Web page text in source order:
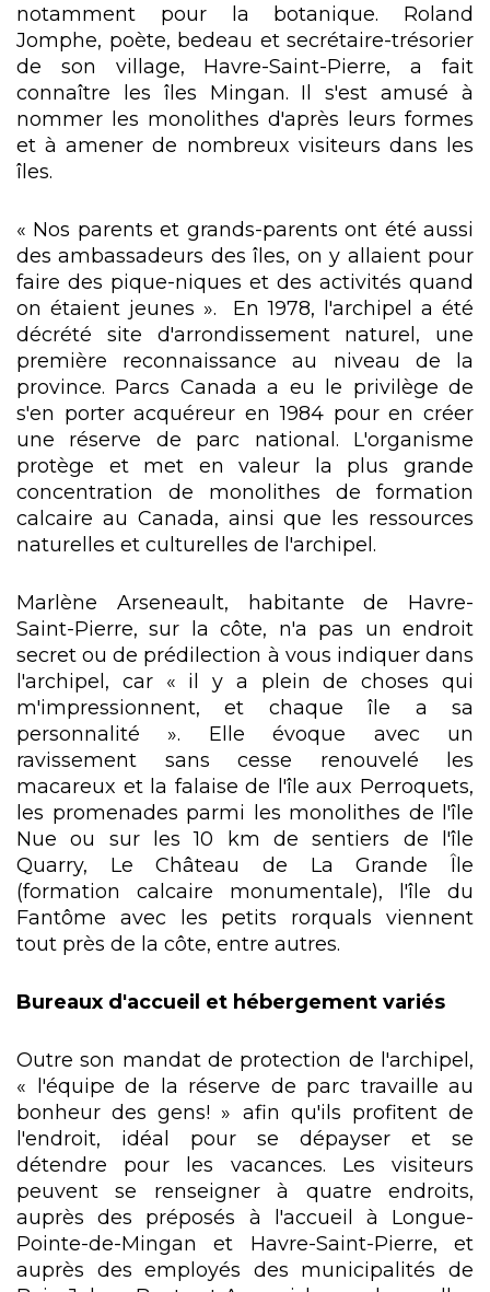
notamment pour la botanique. Roland
Jomphe, poète, bedeau et secrétaire-trésorier
de son village, Havre-Saint-Pierre, a fait
connaître les îles Mingan. Il s'est amusé à
nommer les monolithes d'après leurs formes
et à amener de nombreux visiteurs dans les
îles.
« Nos parents et grands-parents ont été aussi
des ambassadeurs des îles, on y allaient pour
faire des pique-niques et des activités quand
on étaient jeunes ». En 1978, l'archipel a été
décrété site d'arrondissement naturel, une
première reconnaissance au niveau de la
province. Parcs Canada a eu le privilège de
s'en porter acquéreur en 1984 pour en créer
une réserve de parc national. L'organisme
protège et met en valeur la plus grande
concentration de monolithes de formation
calcaire au Canada, ainsi que les ressources
naturelles et culturelles de l'archipel.
Marlène Arseneault, habitante de Havre-
Saint-Pierre, sur la côte, n'a pas un endroit
secret ou de prédilection à vous indiquer dans
l'archipel, car « il y a plein de choses qui
m'impressionnent, et chaque île a sa
personnalité ». Elle évoque avec un
ravissement sans cesse renouvelé les
macareux et la falaise de l'île aux Perroquets,
les promenades parmi les monolithes de l'île
Nue ou sur les 10 km de sentiers de l'île
Quarry, Le Château de La Grande Île
(formation calcaire monumentale), l'île du
Fantôme avec les petits rorquals viennent
tout près de la côte, entre autres.
Bureaux d'accueil et hébergement variés
Outre son mandat de protection de l'archipel,
« l'équipe de la réserve de parc travaille au
bonheur des gens! » afin qu'ils profitent de
l'endroit, idéal pour se dépayser et se
détendre pour les vacances. Les visiteurs
peuvent se renseigner à quatre endroits,
auprès des préposés à l'accueil à Longue-
Pointe-de-Mingan et Havre-Saint-Pierre, et
auprès des employés des municipalités de